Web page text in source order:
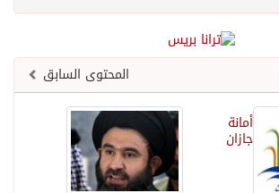
المحتوى السابق
أمانة
جازان